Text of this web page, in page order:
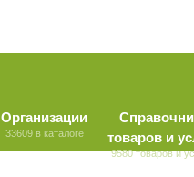
Организации
33609 в каталоге
товаров и
9580 товаров и